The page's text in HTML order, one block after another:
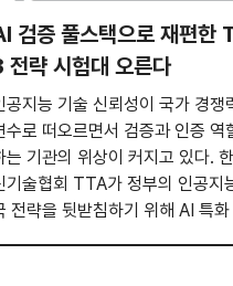
검증 풀스택으로 재편한
전략 시험대 오른다
공지능 기술 신뢰성이 국가 경쟁
수로 떠오르면서 검증과 인증 역
는 기관의 위상이 커지고 있다.
기술협회 TTA가 정부의 인공지
전략을 뒷받침하기 위해 AI 특화